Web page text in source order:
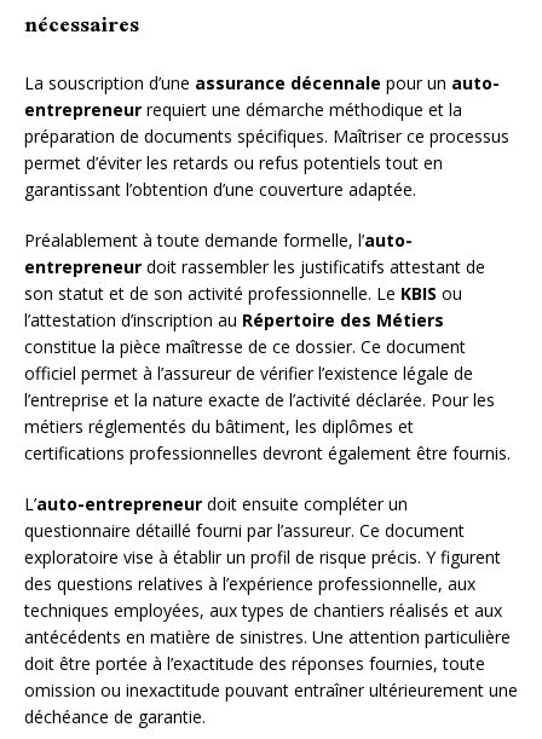
nécessaires
La souscription d’une assurance décennale pour un auto-
entrepreneur requiert une démarche méthodique et la
préparation de documents spécifiques. Maîtriser ce processus
permet d’éviter les retards ou refus potentiels tout en
garantissant l’obtention d’une couverture adaptée.
Préalablement à toute demande formelle, l’auto-
entrepreneur doit rassembler les justificatifs attestant de
son statut et de son activité professionnelle. Le KBIS ou
l’attestation d’inscription au Répertoire des Métiers
constitue la pièce maîtresse de ce dossier. Ce document
officiel permet à l’assureur de vérifier l’existence légale de
l’entreprise et la nature exacte de l’activité déclarée. Pour les
métiers réglementés du bâtiment, les diplômes et
certifications professionnelles devront également être fournis.
L’auto-entrepreneur doit ensuite compléter un
questionnaire détaillé fourni par l’assureur. Ce document
exploratoire vise à établir un profil de risque précis. Y figurent
des questions relatives à l’expérience professionnelle, aux
techniques employées, aux types de chantiers réalisés et aux
antécédents en matière de sinistres. Une attention particulière
doit être portée à l’exactitude des réponses fournies, toute
omission ou inexactitude pouvant entraîner ultérieurement une
déchéance de garantie.